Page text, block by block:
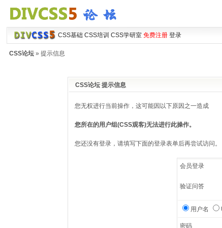
CSS基础 CSS培训 CSS学研室 免费注册 登录
CSS论坛 » 提示信息
CSS论坛 提示信息
您无权进行当前操作，这可能因以下原因之一造成
您所在的用户组(CSS观客)无法进行此操作。
您还没有登录，请填写下面的登录表单后再尝试访问。
会员登录
验证问答
用户名
密码